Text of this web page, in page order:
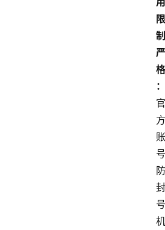
限
制
严
格
：
官
方
账
号
防
封
号
机